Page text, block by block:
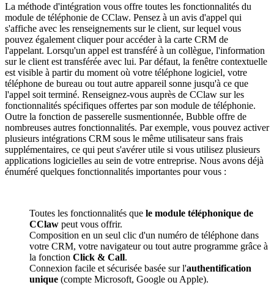
La méthode d'intégration vous offre toutes les fonctionnalités du
module de téléphonie de CClaw. Pensez à un avis d'appel qui
s'affiche avec les renseignements sur le client, sur lequel vous
pouvez également cliquer pour accéder à la carte CRM de
l'appelant. Lorsqu'un appel est transféré à un collègue, l'information
sur le client est transférée avec lui. Par défaut, la fenêtre contextuelle
est visible à partir du moment où votre téléphone logiciel, votre
téléphone de bureau ou tout autre appareil sonne jusqu'à ce que
l'appel soit terminé. Renseignez-vous auprès de CClaw sur les
fonctionnalités spécifiques offertes par son module de téléphonie.
Outre la fonction de passerelle susmentionnée, Bubble offre de
nombreuses autres fonctionnalités. Par exemple, vous pouvez activer
plusieurs intégrations CRM sous le même utilisateur sans frais
supplémentaires, ce qui peut s'avérer utile si vous utilisez plusieurs
applications logicielles au sein de votre entreprise. Nous avons déjà
énuméré quelques fonctionnalités importantes pour vous :
Toutes les fonctionnalités que le module téléphonique de
CClaw peut vous offrir.
Composition en un seul clic d'un numéro de téléphone dans
votre CRM, votre navigateur ou tout autre programme grâce à
la fonction Click & Call.
Connexion facile et sécurisée basée sur l'authentification
unique (compte Microsoft, Google ou Apple).